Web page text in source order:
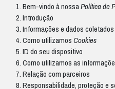
Bem-vindo à nossaPolítica de
Introdução
Informações e dados coletados
Como utilizamosCookies
ID do seu dispositivo
Como utilizamos as
Relação com parceiros
Responsabilidade, proteção e